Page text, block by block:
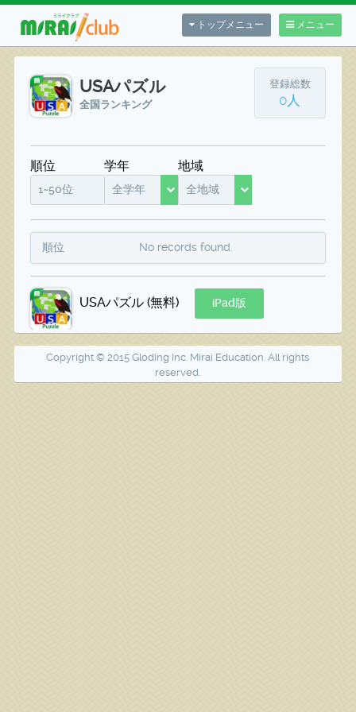
メニュー
トップメニュー
USAパズル
全国ランキング
登録総数
0人
順位
1~50位
学年
全学年
地域
全地域
順位 No records found.
USAパズル (無料) iPad版
Copyright © 2015 Gloding Inc. Mirai Education. All rights
reserved.